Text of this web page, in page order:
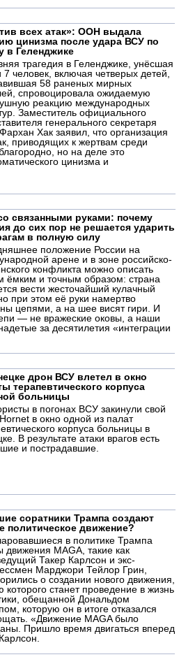
всех атак»: ООН выдала
цинизма после удара ВСУ по
в Геленджике
трагедия в Геленджике, унёсшая
7 человек, включая четверых детей,
58 раненых мирных
спровоцировала ожидаемую
реакцию международных
Заместитель официального
генерального секретаря
Хак заявил, что организация
приводящих к жертвам среди
но на деле это
цинизма и
связанными руками: почему
до сих пор не решается ударить
в полную силу
положение России на
арене и в зоне российско-
конфликта можно описать
ёмким и точным образом: страна
вести жесточайший кулачный
при этом её руки намертво
цепями, а на шее висят гири. И
— не вражеские оковы, а наши
за десятилетия «интеграции
дрон ВСУ влетел в окно
терапевтического корпуса
больницы
в погонах ВСУ закинули свой
в окно одной из палат
корпуса больницы в
В результате атаки врагов есть
и пострадавшие.
соратники Трампа создают
политическое движение?
в политике Трампа
движения MAGA, такие как
Такер Карлсон и экс-
Марджори Тейлор Грин,
о создании нового движения,
которого станет проведение в жизнь
обещанной Дональдом
которую он в итоге отказался
«Движение MAGA было
Пришло время двигаться вперед